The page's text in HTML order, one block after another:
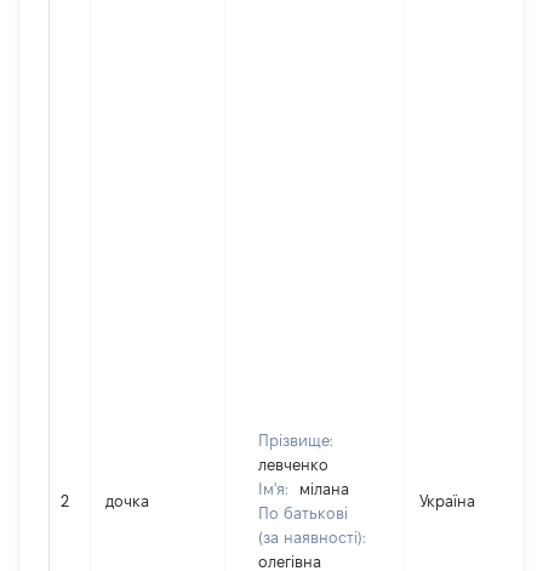
2 дочка
Прізвище:
левченко
Ім'я:
мілана
По батькові
(за наявності):
олегівна
Україна